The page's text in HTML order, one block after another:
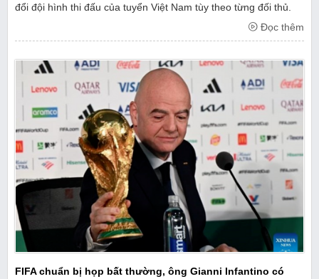
đổi đội hình thi đấu của tuyển Việt Nam tùy theo từng đối thủ.
Đọc thêm
FIFA chuẩn bị họp bất thường, ông Gianni Infantino có